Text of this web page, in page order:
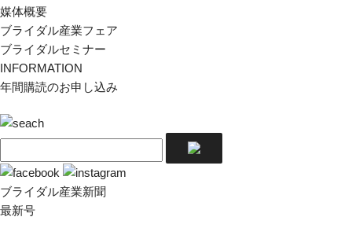
媒体概要
ブライダル産業フェア
ブライダルセミナー
INFORMATION
年間購読のお申し込み
ブライダル産業新聞
最新号